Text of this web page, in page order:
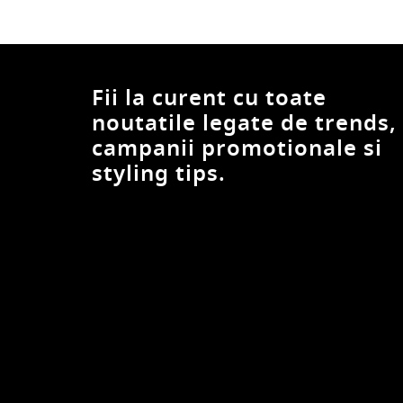
Lemon
Levi's
Liu Jo
Lotto
Fii la curent cu toate
noutatile legate de trends,
campanii promotionale si
styling tips.